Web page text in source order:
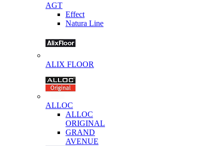
AGT
Effect
Natura Line
ALIX FLOOR
ALLOC
ALLOC
ORIGINAL
GRAND
AVENUE